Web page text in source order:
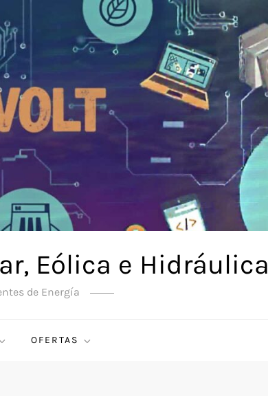
Eólica e Hidráulica
de Energía
OFERTAS